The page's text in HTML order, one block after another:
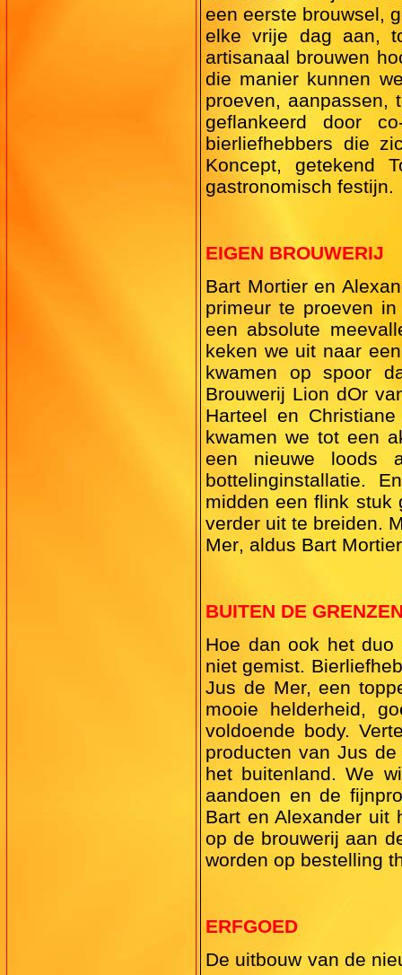
een eerste brouwsel,
elke vrije dag aan,
artisanaal brouwen
die manier kunnen
proeven, aanpassen,
geflankeerd door
bierliefhebbers die
Koncept, getekend
gastronomisch festijn.
EIGEN BROUWERIJ
Bart Mortier en
primeur te proeven
een absolute
keken we uit naar
kwamen op spoor
Brouwerij Lion dOr
Harteel en
kwamen we tot een
een nieuwe loods
bottelinginstallatie.
midden een flink stuk
verder uit te breiden.
Mer, aldus Bart
BUITEN DE
Hoe dan ook het
niet gemist.
Jus de Mer, een
mooie helderheid,
voldoende body.
producten van Jus
het buitenland. We
aandoen en de
Bart en Alexander uit
op de brouwerij aan
worden op bestelling
ERFGOED
De uitbouw van de